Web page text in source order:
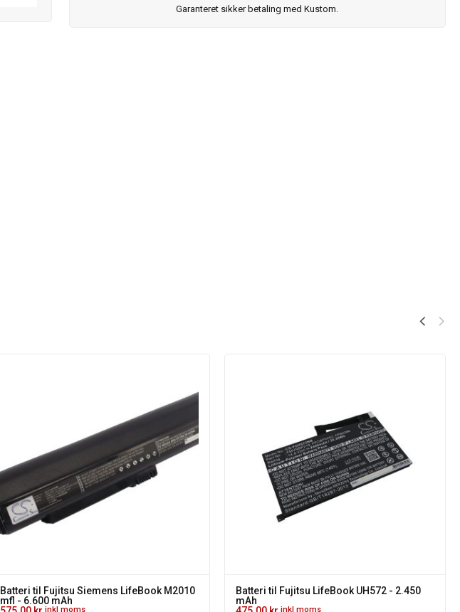
Garanteret sikker betaling med Kustom.
Batteri til Fujitsu Siemens LifeBook M2010
mfl - 6.600 mAh
inkl moms
Batteri til Fujitsu LifeBook UH572 - 2.450
mAh
inkl moms